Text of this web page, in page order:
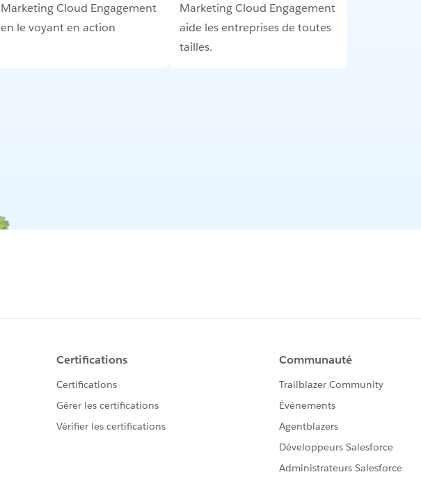
Marketing Cloud Engagement
en le voyant en action
Marketing Cloud Engagement
aide les entreprises de toutes
tailles.